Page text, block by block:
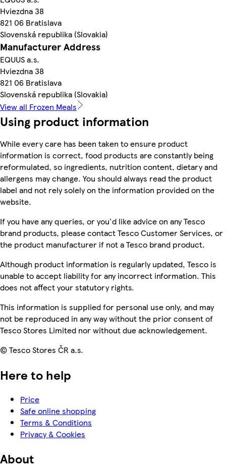
Hviezdna 38
821 06 Bratislava
Slovenská republika (Slovakia)
Manufacturer Address
EQUUS a.s.
Hviezdna 38
821 06 Bratislava
Slovenská republika (Slovakia)
View all Frozen Meals
Using product information
While every care has been taken to ensure product
information is correct, food products are constantly being
reformulated, so ingredients, nutrition content, dietary and
allergens may change. You should always read the product
label and not rely solely on the information provided on the
website.
If you have any queries, or you'd like advice on any Tesco
brand products, please contact Tesco Customer Services, or
the product manufacturer if not a Tesco brand product.
Although product information is regularly updated, Tesco is
unable to accept liability for any incorrect information. This
does not affect your statutory rights.
This information is supplied for personal use only, and may
not be reproduced in any way without the prior consent of
Tesco Stores Limited nor without due acknowledgement.
© Tesco Stores ČR a.s.
Here to help
Price
Safe online shopping
Terms & Conditions
Privacy & Cookies
About